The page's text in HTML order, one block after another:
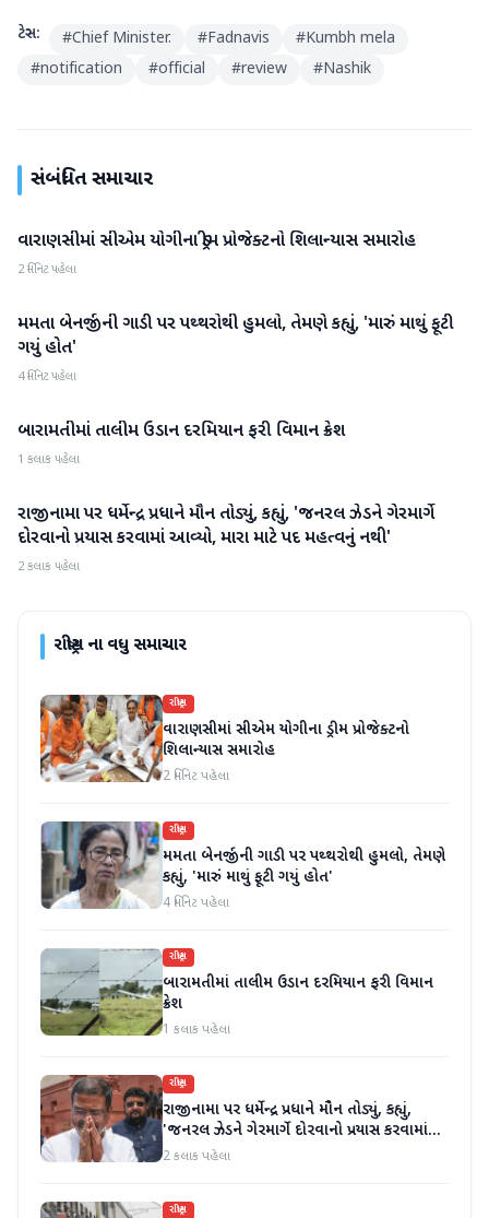
ટેગ્સ: #Chief Minister. #Fadnavis #Kumbh mela
#notification #official #review #Nashik
સંબંધિત સમાચાર
રાષ્ટ્રીય
વારાણસીમાં સીએમ યોગીના ડ્રીમ પ્રોજેક્ટનો શિલાન્યાસ સમારોહ
2 મિનિટ પહેલા
રાષ્ટ્રીય
મમતા બેનર્જીની ગાડી પર પથ્થરોથી હુમલો, તેમણે કહ્યું, 'મારું માથું ફૂટી
ગયું હોત'
4 મિનિટ પહેલા
રાષ્ટ્રીય
બારામતીમાં તાલીમ ઉડાન દરમિયાન ફરી વિમાન ક્રેશ
1 કલાક પહેલા
રાષ્ટ્રીય
રાજીનામા પર ધર્મેન્દ્ર પ્રધાને મૌન તોડ્યું, કહ્યું, 'જનરલ ઝેડને ગેરમાર્ગે
દોરવાનો પ્રયાસ કરવામાં આવ્યો, મારા માટે પદ મહત્વનું નથી'
2 કલાક પહેલા
રાષ્ટ્રીયના વધુ સમાચાર
રાષ્ટ્રીય
વારાણસીમાં સીએમ યોગીના ડ્રીમ પ્રોજેક્ટનો
શિલાન્યાસ સમારોહ
2 મિનિટ પહેલા
રાષ્ટ્રીય
મમતા બેનર્જીની ગાડી પર પથ્થરોથી હુમલો, તેમણે
કહ્યું, 'મારું માથું ફૂટી ગયું હોત'
4 મિનિટ પહેલા
રાષ્ટ્રીય
બારામતીમાં તાલીમ ઉડાન દરમિયાન ફરી વિમાન
ક્રેશ
1 કલાક પહેલા
રાષ્ટ્રીય
રાજીનામા પર ધર્મેન્દ્ર પ્રધાને મૌન તોડ્યું, કહ્યું,
'જનરલ ઝેડને ગેરમાર્ગે દોરવાનો પ્રયાસ કરવામાં
આવ્યો, મારા માટે પદ મહત્વનું નથી'
2 કલાક પહેલા
રાષ્ટ્રીય